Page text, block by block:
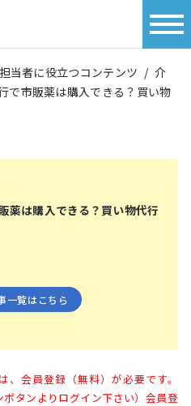
当者に役立つコンテンツ / 介
で市販薬は購入できる？買い物
薬は購入できる？買い物代行
一覧はこちら
、会員登録（無料）が必要です。
ボタンよりログイン下さい）会員登